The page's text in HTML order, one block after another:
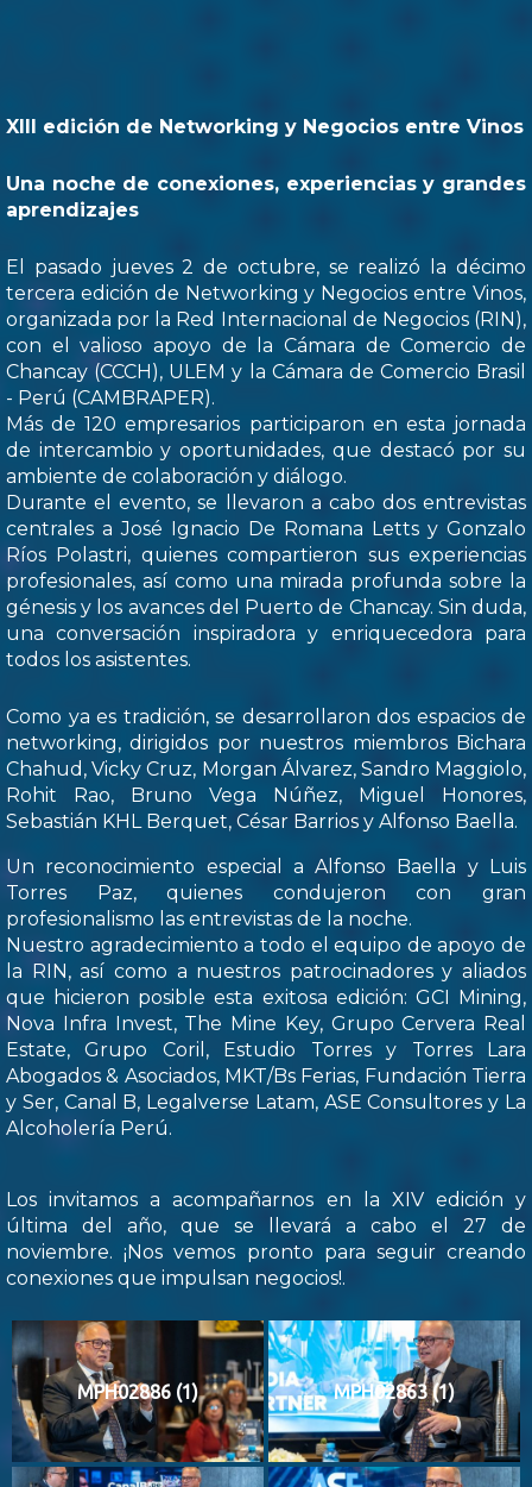
XIII edición de Networking y Negocios entre Vinos
Una noche de conexiones, experiencias y grandes
aprendizajes
El pasado jueves 2 de octubre, se realizó la décimo
tercera edición de Networking y Negocios entre Vinos,
organizada por la Red Internacional de Negocios (RIN),
con el valioso apoyo de la Cámara de Comercio de
Chancay (CCCH), ULEM y la Cámara de Comercio Brasil
- Perú (CAMBRAPER).
Más de 120 empresarios participaron en esta jornada
de intercambio y oportunidades, que destacó por su
ambiente de colaboración y diálogo.
Durante el evento, se llevaron a cabo dos entrevistas
centrales a José Ignacio De Romana Letts y Gonzalo
Ríos Polastri, quienes compartieron sus experiencias
profesionales, así como una mirada profunda sobre la
génesis y los avances del Puerto de Chancay. Sin duda,
una conversación inspiradora y enriquecedora para
todos los asistentes.
Como ya es tradición, se desarrollaron dos espacios de
networking, dirigidos por nuestros miembros Bichara
Chahud, Vicky Cruz, Morgan Álvarez, Sandro Maggiolo,
Rohit Rao, Bruno Vega Núñez, Miguel Honores,
Sebastián KHL Berquet, César Barrios y Alfonso Baella.
Un reconocimiento especial a Alfonso Baella y Luis
Torres Paz, quienes condujeron con gran
profesionalismo las entrevistas de la noche.
Nuestro agradecimiento a todo el equipo de apoyo de
la RIN, así como a nuestros patrocinadores y aliados
que hicieron posible esta exitosa edición: GCI Mining,
Nova Infra Invest, The Mine Key, Grupo Cervera Real
Estate, Grupo Coril, Estudio Torres y Torres Lara
Abogados & Asociados, MKT/Bs Ferias, Fundación Tierra
y Ser, Canal B, Legalverse Latam, ASE Consultores y La
Alcoholería Perú.
Los invitamos a acompañarnos en la XIV edición y
última del año, que se llevará a cabo el 27 de
noviembre. ¡Nos vemos pronto para seguir creando
conexiones que impulsan negocios!.
MPH02886 (1) MPH02863 (1)